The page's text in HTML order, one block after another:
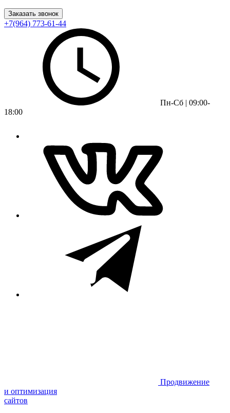
Заказать звонок
+7(964) 773-61-44
Пн-Сб | 09:00-
18:00
Продвижение
и оптимизация
сайтов